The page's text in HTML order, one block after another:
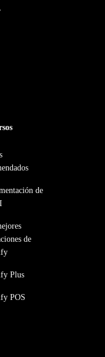
de
de
Plus
POS